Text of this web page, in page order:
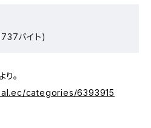
バイト)
。
categories/6393915